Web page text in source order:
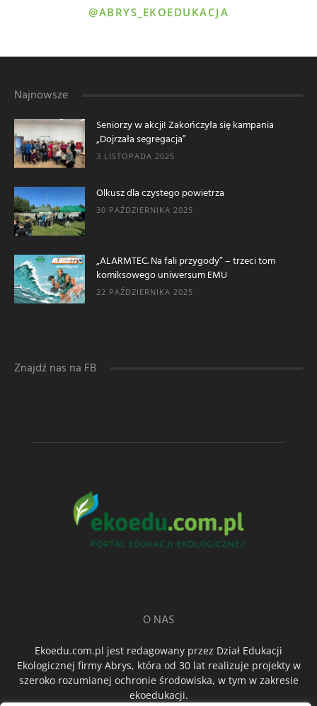
@ABRYS_EKOEDUKACJA
Najnowsze
Seniorzy w akcji! Zakończyła się kampania
„Dojrzała segregacja”
3 LISTOPADA 2025
Olkusz dla czystego powietrza
30 PAŹDZIERNIKA 2025
„ALARMTEC. Na fali przygody” – trzeci tom
komiksowego uniwersum EMU
22 PAŹDZIERNIKA 2025
Znajdź nas na FB
O NAS
Ekoedu.com.pl jest redagowany przez Dział Edukacji
Ekologicznej firmy Abrys, która od 30 lat realizuje projekty w
szeroko rozumianej ochronie środowiska, w tym w zakresie
ekoedukacji.